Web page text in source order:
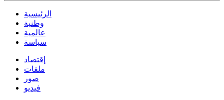
الرئيسية
وطنية
عالمية
سياسة
إقتصاد
ملفات
صور
فيديو